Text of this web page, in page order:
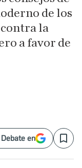
de los
la
a favor de
en Save